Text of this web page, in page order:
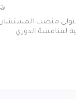
لتولي منصب المستشار
لمنافسة الدوري